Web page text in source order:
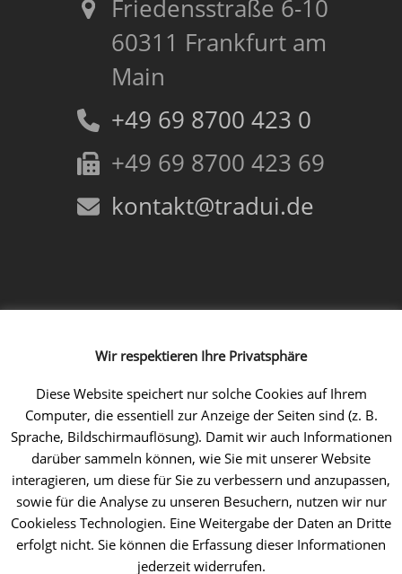
Friedensstraße 6-10
60311 Frankfurt am
Main
+49 69 8700 423 0
+49 69 8700 423 69
kontakt@tradui.de
Facebook
Instagram
LinkedIn
XingYouTube
Wir respektieren Ihre Privatsphäre
Diese Website speichert nur solche Cookies auf Ihrem
Computer, die essentiell zur Anzeige der Seiten sind (z. B.
Sprache, Bildschirmauflösung). Damit wir auch Informationen
darüber sammeln können, wie Sie mit unserer Website
interagieren, um diese für Sie zu verbessern und anzupassen,
sowie für die Analyse zu unseren Besuchern, nutzen wir nur
Cookieless Technologien. Eine Weitergabe der Daten an Dritte
erfolgt nicht. Sie können die Erfassung dieser Informationen
jederzeit widerrufen.